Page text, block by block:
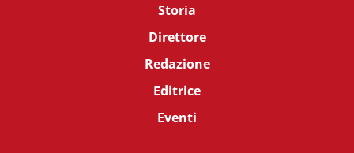
Storia
Direttore
Redazione
Editrice
Eventi